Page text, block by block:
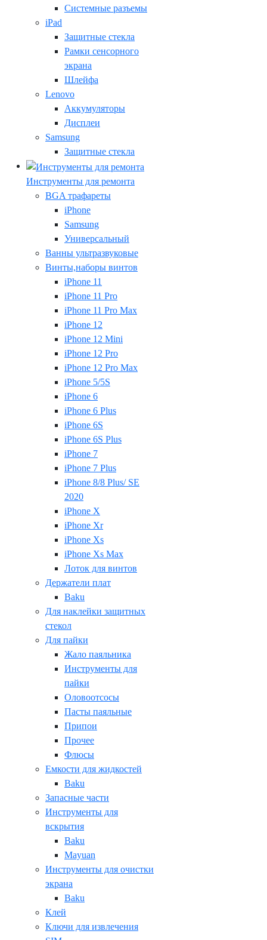
Системные разъемы
iPad
Защитные стекла
Рамки сенсорного
экрана
Шлейфа
Lenovo
Аккумуляторы
Дисплеи
Samsung
Защитные стекла
Инструменты для ремонта
BGA трафареты
iPhone
Samsung
Универсальный
Ванны ультразвуковые
Винты,наборы винтов
iPhone 11
iPhone 11 Pro
iPhone 11 Pro Max
iPhone 12
iPhone 12 Mini
iPhone 12 Pro
iPhone 12 Pro Max
iPhone 5/5S
iPhone 6
iPhone 6 Plus
iPhone 6S
iPhone 6S Plus
iPhone 7
iPhone 7 Plus
iPhone 8/8 Plus/ SE
2020
iPhone X
iPhone Xr
iPhone Xs
iPhone Xs Max
Лоток для винтов
Держатели плат
Baku
Для наклейки защитных
стекол
Для пайки
Жало паяльника
Инструменты для
пайки
Оловоотсосы
Пасты паяльные
Припои
Прочее
Флюсы
Емкости для жидкостей
Baku
Запасные части
Инструменты для
вскрытия
Baku
Mayuan
Инструменты для очистки
экрана
Baku
Клей
Ключи для извлечения